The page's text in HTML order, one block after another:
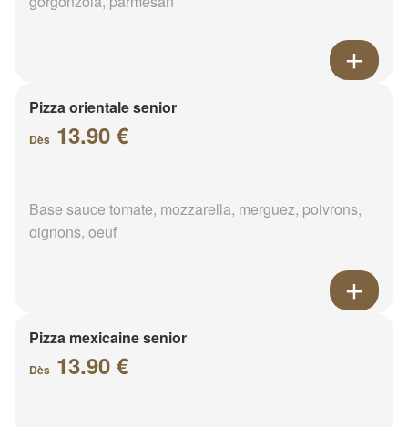
Pizza orientale senior
Dès 13.90 €
Base sauce tomate, mozzarella, merguez, poivrons,
oignons, oeuf
Pizza mexicaine senior
Dès 13.90 €